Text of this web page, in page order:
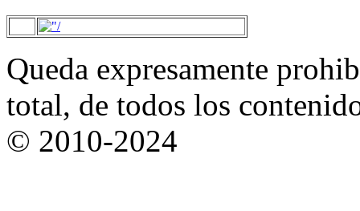
Queda expresamente
total, de todos los
© 2010-2024